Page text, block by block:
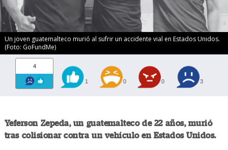
Un joven guatemalteco murió al sufrir un accidente vial en Estados Unidos.
(Foto: GoFundMe)
4
1 0 0 3
Yeferson Zepeda, un guatemalteco de 22 años, murió
tras colisionar contra un vehículo en Estados Unidos.